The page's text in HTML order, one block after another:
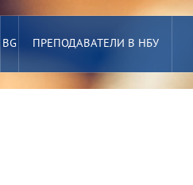
BG ПРЕПОДАВАТЕЛИ В НБУ